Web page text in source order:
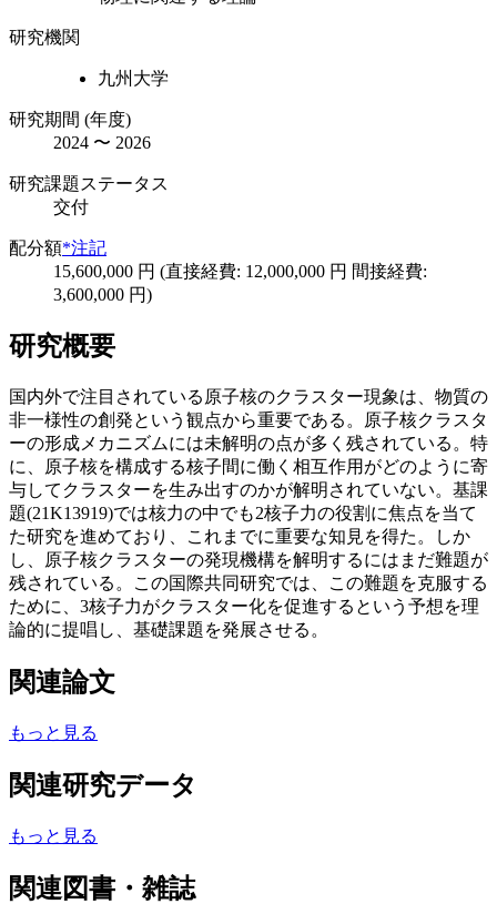
研究機関
九州大学
研究期間 (年度)
2024 〜 2026
研究課題ステータス
交付
配分額*注記
15,600,000 円 (直接経費: 12,000,000 円 間接経費:
3,600,000 円)
研究概要
国内外で注目されている原子核のクラスター現象は、物質の
非一様性の創発という観点から重要である。原子核クラスタ
ーの形成メカニズムには未解明の点が多く残されている。特
に、原子核を構成する核子間に働く相互作用がどのように寄
与してクラスターを生み出すのかが解明されていない。基課
題(21K13919)では核力の中でも2核子力の役割に焦点を当て
た研究を進めており、これまでに重要な知見を得た。しか
し、原子核クラスターの発現機構を解明するにはまだ難題が
残されている。この国際共同研究では、この難題を克服する
ために、3核子力がクラスター化を促進するという予想を理
論的に提唱し、基礎課題を発展させる。
関連論文
もっと見る
関連研究データ
もっと見る
関連図書・雑誌